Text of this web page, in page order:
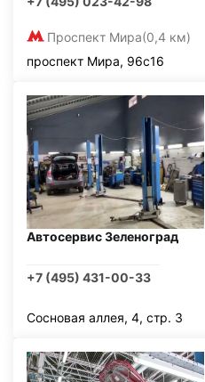
Проспект Мира(0,4 км)
проспект Мира, 96с16
Автосервис Зеленоград
+7 (495) 431-00-33
Сосновая аллея, 4, стр. 3